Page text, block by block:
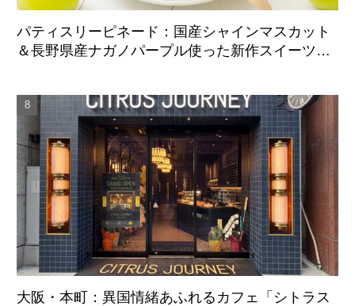
パティスリーピネード：国産シャインマスカット
＆長野県産ナガノパープル使った新作スイーツ、9
大阪・本町：異国情緒あふれるカフェ「シトラス